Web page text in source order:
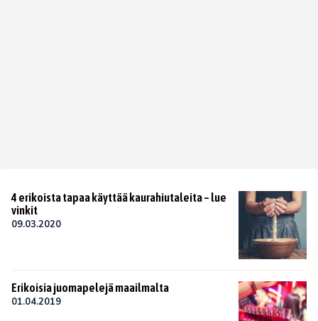
4 erikoista tapaa käyttää kaurahiutaleita – lue
vinkit
09.03.2020
Erikoisia juomapelejä maailmalta
01.04.2019